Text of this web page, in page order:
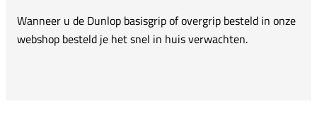
Wanneer u de Dunlop basisgrip of overgrip besteld in onze
webshop besteld je het snel in huis verwachten.